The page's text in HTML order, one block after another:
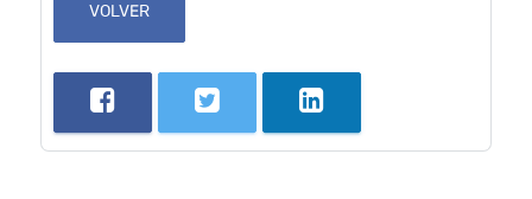
VOLVER